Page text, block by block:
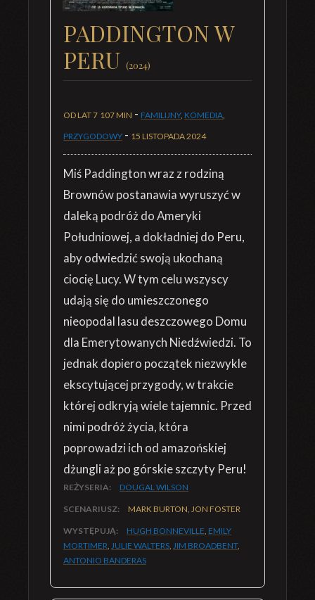
PADDINGTON W
PERU (2024)
OD LAT 7 107 MIN - FAMILIJNY, KOMEDIA,
PRZYGODOWY - 15 LISTOPADA 2024
Miś Paddington wraz z rodziną
Brownów postanawia wyruszyć w
daleką podróż do Ameryki
Południowej, a dokładniej do Peru,
aby odwiedzić swoją ukochaną
ciocię Lucy. W tym celu wszyscy
udają się do umieszczonego
nieopodal lasu deszczowego Domu
dla Emerytowanych Niedźwiedzi. To
jednak dopiero początek niezwykle
ekscytującej przygody, w trakcie
której odkryją wiele tajemnic. Przed
nimi podróż życia, która
poprowadzi ich od amazońskiej
dżungli aż po górskie szczyty Peru!
REŻYSERIA: DOUGAL WILSON
SCENARIUSZ: MARK BURTON, JON FOSTER
WYSTĘPUJĄ: HUGH BONNEVILLE, EMILY
MORTIMER, JULIE WALTERS, JIM BROADBENT,
ANTONIO BANDERAS